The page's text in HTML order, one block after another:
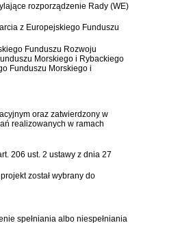
rozporządzenie Rady (WE)
z Europejskiego Funduszu
Funduszu Rozwoju
Morskiego i Rybackiego
Funduszu Morskiego i
oraz zatwierdzony w
realizowanych w ramach
206 ust. 2 ustawy z dnia 27
został wybrany do
spełniania albo niespełniania